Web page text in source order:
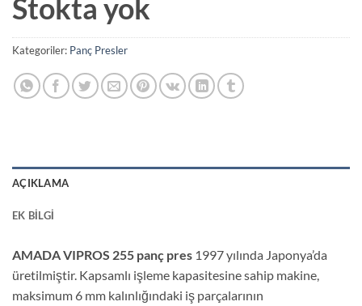
Stokta yok
Kategoriler: Panç Presler
AÇIKLAMA
EK BILGI
AMADA VIPROS 255 panç pres 1997 yılında Japonya’da
üretilmiştir. Kapsamlı işleme kapasitesine sahip makine,
maksimum 6 mm kalınlığındaki iş parçalarının